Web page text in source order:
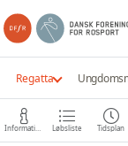
Regatta
Information Løbsliste Tidsplan